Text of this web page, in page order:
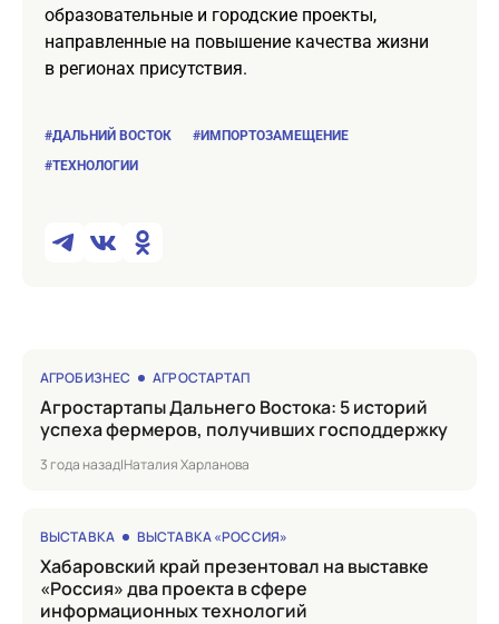
образовательные и городские проекты,
направленные на повышение качества жизни
в регионах присутствия.
#ДАЛЬНИЙ ВОСТОК
#ИМПОРТОЗАМЕЩЕНИЕ
#ТЕХНОЛОГИИ
АГРОБИЗНЕС АГРОСТАРТАП
Агростартапы Дальнего Востока: 5 историй
успеха фермеров, получивших господдержку
3 года назад|Наталия Харланова
ВЫСТАВКА ВЫСТАВКА «РОССИЯ»
Хабаровский край презентовал на выставке
«Россия» два проекта в сфере
информационных технологий